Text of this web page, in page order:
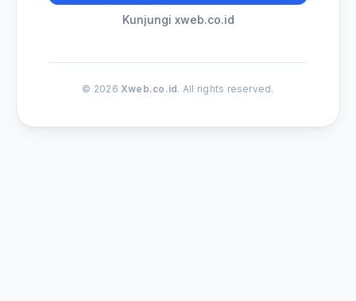
Kunjungi xweb.co.id
© 2026 Xweb.co.id. All rights reserved.